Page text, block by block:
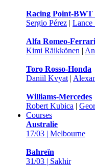
Racing Point-BWT
Sergio Pérez | Lance
Alfa Romeo-Ferrari
Kimi Räikkönen |
Toro Rosso-Honda
Daniil Kvyat |
Williams-Mercedes
Robert Kubica |
Courses
Australie
17/03 | Melbourne
Bahreïn
31/03 | Sakhir